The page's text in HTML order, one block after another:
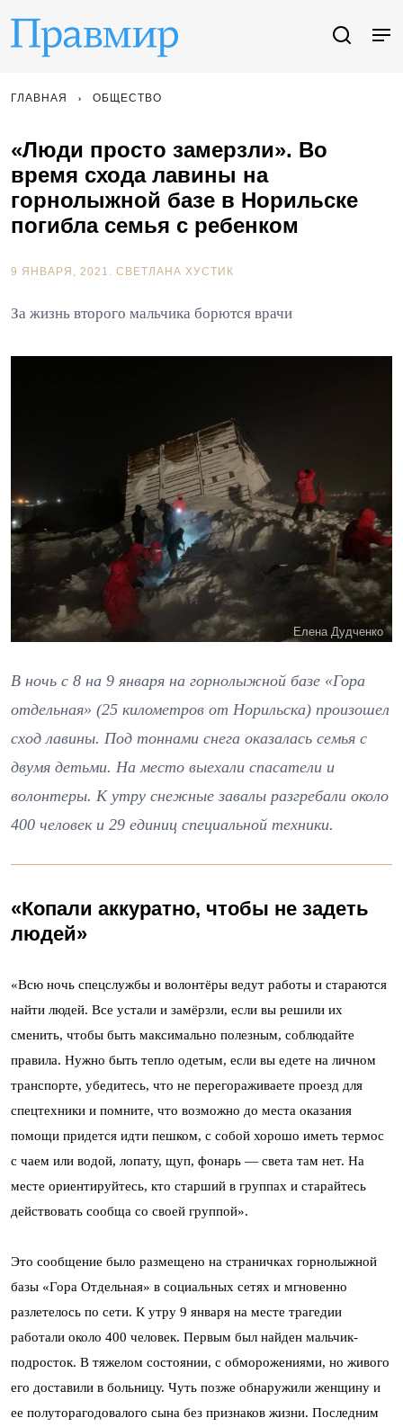
ГЛАВНАЯ ОБЩЕСТВО
«Люди просто замерзли». Во
время схода лавины на
горнолыжной базе в Норильске
погибла семья с ребенком
9 ЯНВАРЯ, 2021. СВЕТЛАНА ХУСТИК
За жизнь второго мальчика борются врачи
Елена Дудченко
В ночь с 8 на 9 января на горнолыжной базе «Гора
отдельная» (25 километров от Норильска) произошел
сход лавины. Под тоннами снега оказалась семья с
двумя детьми. На место выехали спасатели и
волонтеры. К утру снежные завалы разгребали около
400 человек и 29 единиц специальной техники.
«Копали аккуратно, чтобы не задеть
людей»
«Всю ночь спецслужбы и волонтёры ведут работы и стараются
найти людей. Все устали и замёрзли, если вы решили их
сменить, чтобы быть максимально полезным, соблюдайте
правила. Нужно быть тепло одетым, если вы едете на личном
транспорте, убедитесь, что не перегораживаете проезд для
спецтехники и помните, что возможно до места оказания
помощи придется идти пешком, с собой хорошо иметь термос
с чаем или водой, лопату, щуп, фонарь — света там нет. На
месте ориентируйтесь, кто старший в группах и старайтесь
действовать сообща со своей группой».
Это сообщение было размещено на страничках горнолыжной
базы «Гора Отдельная» в социальных сетях и мгновенно
разлетелось по сети. К утру 9 января на месте трагедии
работали около 400 человек. Первым был найден мальчик-
подросток. В тяжелом состоянии, с обморожениями, но живого
его доставили в больницу. Чуть позже обнаружили женщину и
ее полуторагодовалого сына без признаков жизни. Последним